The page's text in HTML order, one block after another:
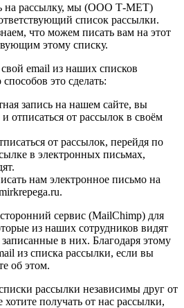
на рассылку, мы (ООО Т-МЕТ)
список рассылки.
что можем писать вам на этот
этому списку.
email из наших списков
это сделать:
запись на нашем сайте, вы
отписаться от рассылок в своём
от рассылок, перейдя по
в электронных письмах,
нам электронное письмо на
сервис (MailChimp) для
из наших сотрудников видят
в них. Благодаря этому
из списка рассылки, если вы
об этом.
рассылки независимы друг от
получать от нас рассылки,